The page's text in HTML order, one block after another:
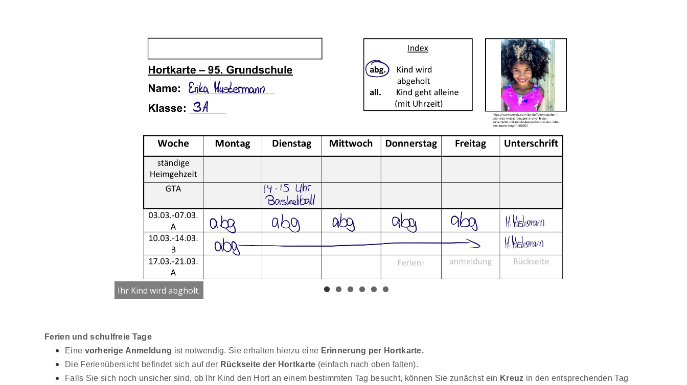
Ihr Kind wird abgholt.
Ferien und schulfreie Tage
Eine vorherige Anmeldung ist notwendig. Sie erhalten hierzu eine Erinnerung per Hortkarte.
Die Ferienübersicht befindet sich auf der Rückseite der Hortkarte (einfach nach oben falten).
Falls Sie sich noch unsicher sind, ob Ihr Kind den Hort an einem bestimmten Tag besucht, können Sie zunächst ein Kreuz in den entsprechenden Tag